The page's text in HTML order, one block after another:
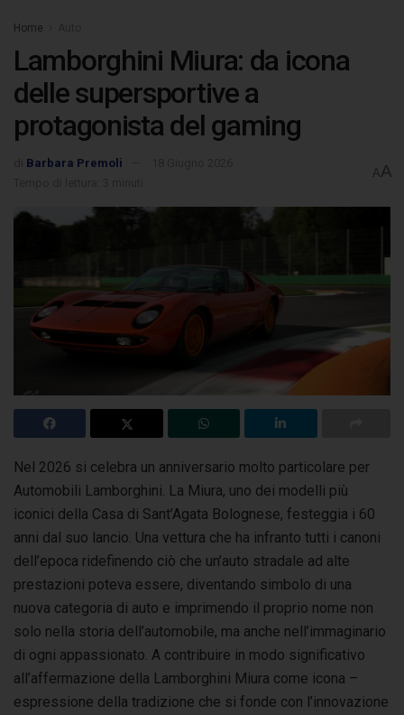
Home
Lamborghini Miura: da icona
delle supersportive a
protagonista del gaming
Barbara Premoli
AA
Nel 2026 si celebra un anniversario molto particolare per
Automobili Lamborghini. La Miura, uno dei modelli più
iconici della Casa di Sant’Agata Bolognese, festeggia i 60
anni dal suo lancio. Una vettura che ha infranto tutti i canoni
dell’epoca ridefinendo ciò che un’auto stradale ad alte
prestazioni poteva essere, diventando simbolo di una
nuova categoria di auto e imprimendo il proprio nome non
solo nella storia dell’automobile, ma anche nell’immaginario
di ogni appassionato. A contribuire in modo significativo
all’affermazione della Lamborghini Miura come icona –
espressione della tradizione che si fonde con l’innovazione